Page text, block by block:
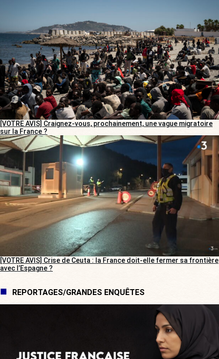
[VOTRE AVIS] Craignez-vous, prochainement, une vague migratoire
sur la France ?
[VOTRE AVIS] Crise de Ceuta : la France doit-elle fermer sa frontière
avec l’Espagne ?
REPORTAGES/GRANDES ENQUÊTES